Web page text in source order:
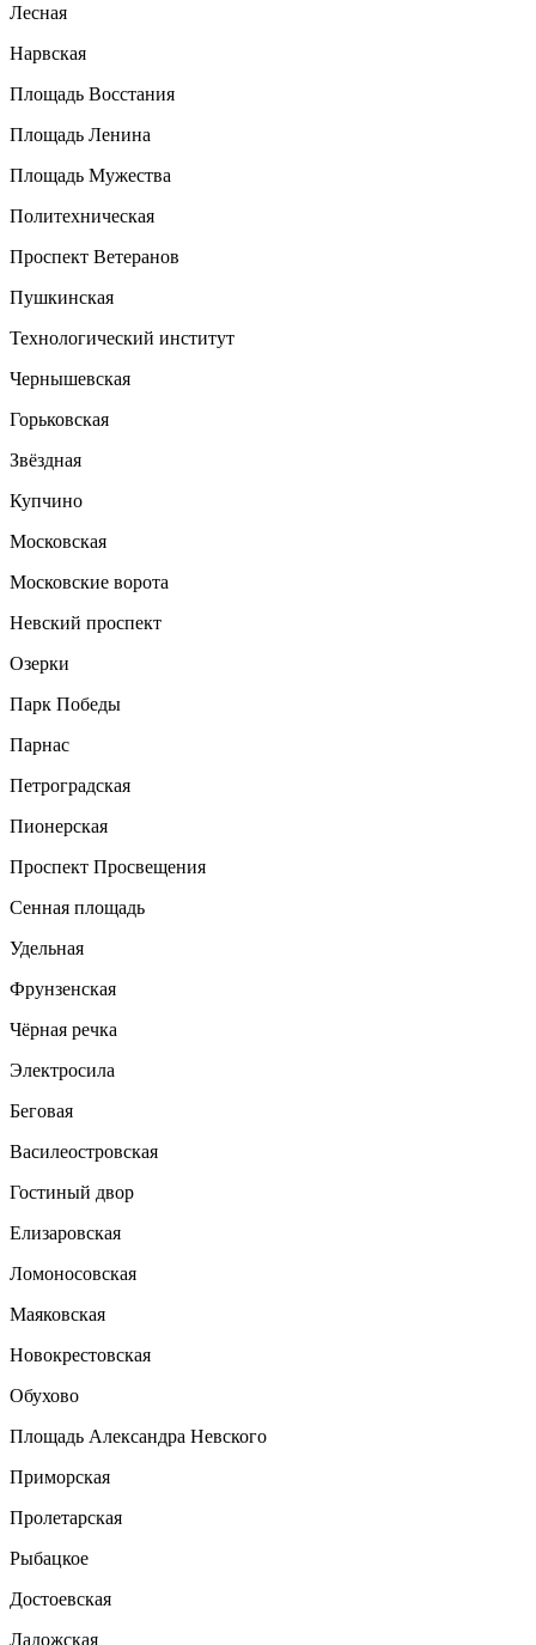
Лесная
Нарвская
Площадь Восстания
Площадь Ленина
Площадь Мужества
Политехническая
Проспект Ветеранов
Пушкинская
Технологический институт
Чернышевская
Горьковская
Звёздная
Купчино
Московская
Московские ворота
Невский проспект
Озерки
Парк Победы
Парнас
Петроградская
Пионерская
Проспект Просвещения
Сенная площадь
Удельная
Фрунзенская
Чёрная речка
Электросила
Беговая
Василеостровская
Гостиный двор
Елизаровская
Ломоносовская
Маяковская
Новокрестовская
Обухово
Площадь Александра Невского
Приморская
Пролетарская
Рыбацкое
Достоевская
Ладожская